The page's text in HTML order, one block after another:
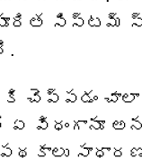
సిస్టమ్
చెప్పడం చాలా
పథకాలు